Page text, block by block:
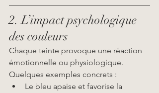
2. L’impact psychologique
des couleurs
Chaque teinte provoque une réaction
émotionnelle ou physiologique.
Quelques exemples concrets :
Le bleu apaise et favorise la